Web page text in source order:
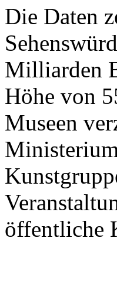
Die Daten
Milliarden
Höhe von
Museen
öffentliche